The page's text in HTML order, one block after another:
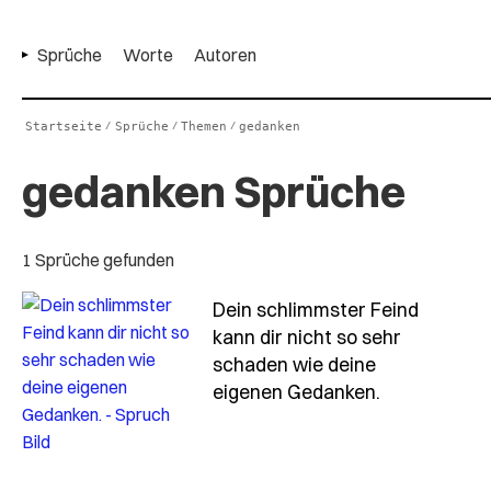
Sprüche Worte Autoren
Startseite / Sprüche / Themen / gedanken
gedanken Sprüche
1 Sprüche gefunden
Dein schlimmster Feind
kann dir nicht so sehr
schaden wie deine
eigenen Gedanken.